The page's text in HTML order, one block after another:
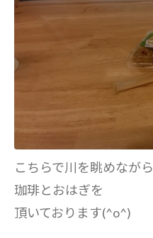
こちらで川を眺めながら
珈琲とおはぎを
頂いております(^o^)